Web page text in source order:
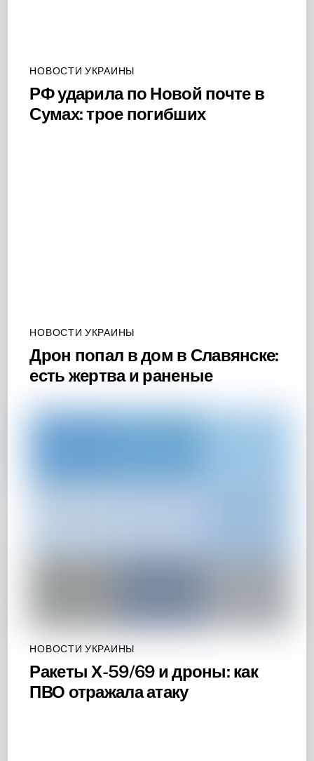
НОВОСТИ УКРАИНЫ
РФ ударила по Новой почте в
Сумах: трое погибших
НОВОСТИ УКРАИНЫ
Дрон попал в дом в Славянске:
есть жертва и раненые
НОВОСТИ УКРАИНЫ
Ракеты Х-59/69 и дроны: как
ПВО отражала атаку